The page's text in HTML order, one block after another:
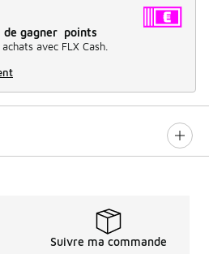
gagner points
avec FLX Cash.
Suivre ma commande